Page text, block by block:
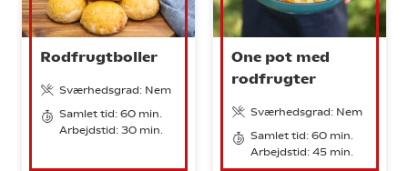
Rodfrugtboller
Sværhedsgrad: Nem
Samlet tid: 60 min.
Arbejdstid: 30 min.
One pot med
rodfrugter
Sværhedsgrad: Nem
Samlet tid: 60 min.
Arbejdstid: 45 min.